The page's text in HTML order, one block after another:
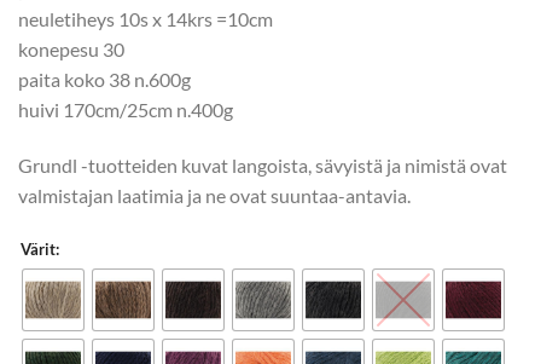
neuletiheys 10s x 14krs =10cm
konepesu 30
paita koko 38 n.600g
huivi 170cm/25cm n.400g
Grundl -tuotteiden kuvat langoista, sävyistä ja nimistä ovat
valmistajan laatimia ja ne ovat suuntaa-antavia.
Värit: